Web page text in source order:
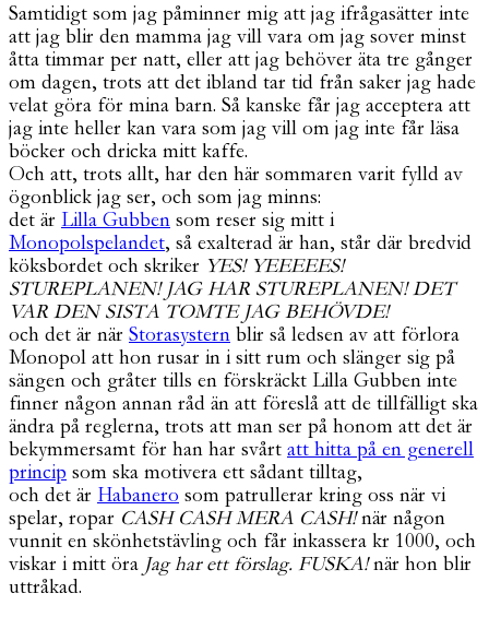
Samtidigt som jag påminner mig att jag ifrågasätter inte
att jag blir den mamma jag vill vara om jag sover minst
åtta timmar per natt, eller att jag behöver äta tre gånger
om dagen, trots att det ibland tar tid från saker jag hade
velat göra för mina barn. Så kanske får jag acceptera att
jag inte heller kan vara som jag vill om jag inte får läsa
böcker och dricka mitt kaffe.
Och att, trots allt, har den här sommaren varit fylld av
ögonblick jag ser, och som jag minns:
det är Lilla Gubben som reser sig mitt i
Monopolspelandet, så exalterad är han, står där bredvid
köksbordet och skriker YES! YEEEEES!
STUREPLANEN! JAG HAR STUREPLANEN! DET
VAR DEN SISTA TOMTE JAG BEHÖVDE!
och det är när Storasystern blir så ledsen av att förlora
Monopol att hon rusar in i sitt rum och slänger sig på
sängen och gråter tills en förskräckt Lilla Gubben inte
finner någon annan råd än att föreslå att de tillfälligt ska
ändra på reglerna, trots att man ser på honom att det är
bekymmersamt för han har svårt att hitta på en generell
princip som ska motivera ett sådant tilltag,
och det är Habanero som patrullerar kring oss när vi
spelar, ropar CASH CASH MERA CASH!när någon
vunnit en skönhetstävling och får inkassera kr 1000, och
viskar i mitt öra Jag har ett förslag. FUSKA!när hon blir
uttråkad.